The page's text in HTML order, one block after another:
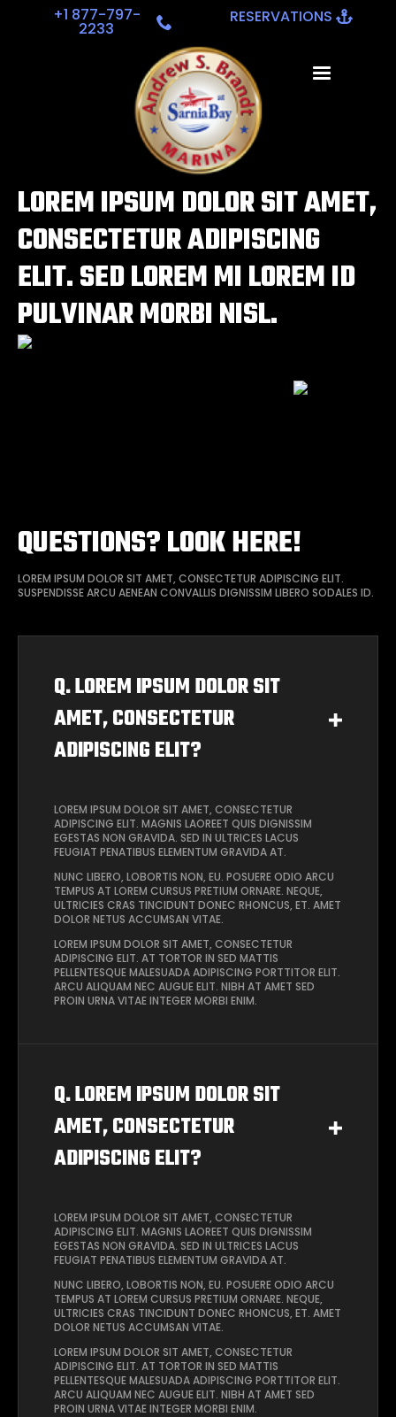
+1 877-797-
2233
RESERVATIONS
LOREM IPSUM DOLOR SIT AMET,
CONSECTETUR ADIPISCING
ELIT. SED LOREM MI LOREM ID
PULVINAR MORBI NISL.
QUESTIONS? LOOK HERE!
LOREM IPSUM DOLOR SIT AMET, CONSECTETUR ADIPISCING ELIT.
SUSPENDISSE ARCU AENEAN CONVALLIS DIGNISSIM LIBERO SODALES ID.
Q. LOREM IPSUM DOLOR SIT
AMET, CONSECTETUR
ADIPISCING ELIT?
LOREM IPSUM DOLOR SIT AMET, CONSECTETUR
ADIPISCING ELIT. MAGNIS LAOREET QUIS DIGNISSIM
EGESTAS NON GRAVIDA. SED IN ULTRICES LACUS
FEUGIAT PENATIBUS ELEMENTUM GRAVIDA AT.
NUNC LIBERO, LOBORTIS NON, EU. POSUERE ODIO ARCU
TEMPUS AT LOREM CURSUS PRETIUM ORNARE. NEQUE,
ULTRICIES CRAS TINCIDUNT DONEC RHONCUS, ET. AMET
DOLOR NETUS ACCUMSAN VITAE.
LOREM IPSUM DOLOR SIT AMET, CONSECTETUR
ADIPISCING ELIT. AT TORTOR IN SED MATTIS
PELLENTESQUE MALESUADA ADIPISCING PORTTITOR ELIT.
ARCU ALIQUAM NEC AUGUE ELIT. NIBH AT AMET SED
PROIN URNA VITAE INTEGER MORBI ENIM.
Q. LOREM IPSUM DOLOR SIT
AMET, CONSECTETUR
ADIPISCING ELIT?
LOREM IPSUM DOLOR SIT AMET, CONSECTETUR
ADIPISCING ELIT. MAGNIS LAOREET QUIS DIGNISSIM
EGESTAS NON GRAVIDA. SED IN ULTRICES LACUS
FEUGIAT PENATIBUS ELEMENTUM GRAVIDA AT.
NUNC LIBERO, LOBORTIS NON, EU. POSUERE ODIO ARCU
TEMPUS AT LOREM CURSUS PRETIUM ORNARE. NEQUE,
ULTRICIES CRAS TINCIDUNT DONEC RHONCUS, ET. AMET
DOLOR NETUS ACCUMSAN VITAE.
LOREM IPSUM DOLOR SIT AMET, CONSECTETUR
ADIPISCING ELIT. AT TORTOR IN SED MATTIS
PELLENTESQUE MALESUADA ADIPISCING PORTTITOR ELIT.
ARCU ALIQUAM NEC AUGUE ELIT. NIBH AT AMET SED
PROIN URNA VITAE INTEGER MORBI ENIM.